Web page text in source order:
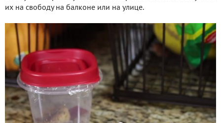
их на свободу на балконе или на улице.